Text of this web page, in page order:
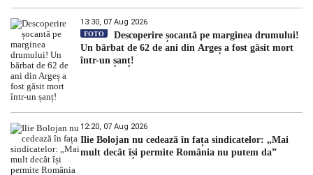
13:30, 07 Aug 2026
FOTO
Descoperire șocantă pe marginea drumului!
Un bărbat de 62 de ani din Argeș a fost găsit mort
într-un șanț!
12:20, 07 Aug 2026
Ilie Bolojan nu cedează în fața sindicatelor: „Mai
mult decât își permite România nu putem da”